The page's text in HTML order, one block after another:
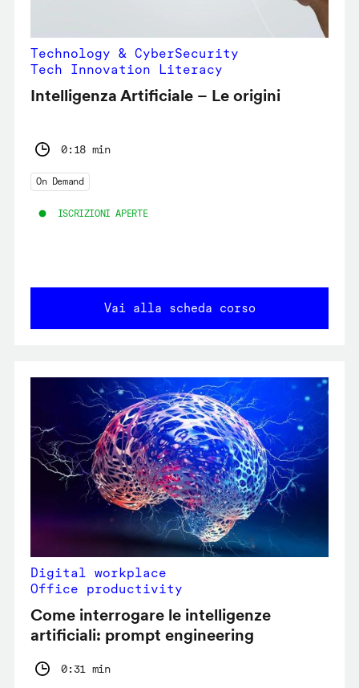
Technology & CyberSecurity
Tech Innovation Literacy
Intelligenza Artificiale – Le origini
0:18 min
On Demand
ISCRIZIONI APERTE
Vai alla scheda corso
Digital workplace
Office productivity
Come interrogare le intelligenze
artificiali: prompt engineering
0:31 min